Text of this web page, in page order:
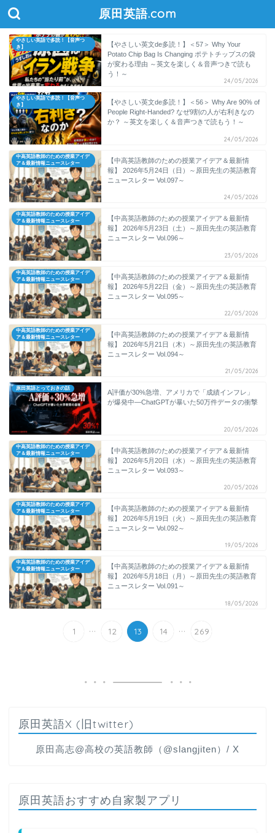
原田英語.com
やさしい英語で多読！【音声つ
き】
【やさしい英文de多読！】＜57＞ Why Your
Potato Chip Bag Is Changing ポテトチップスの袋
が変わる理由 ～英文を楽しく＆音声つきで読も
う！～
24/05/2026
やさしい英語で多読！【音声つ
き】
【やさしい英文de多読！】＜56＞ Why Are 90% of
People Right-Handed? なぜ9割の人が右利きなの
か？ ～英文を楽しく＆音声つきで読もう！～
24/05/2026
中高英語教師のための授業アイデ
ア＆最新情報ニュースレター
【中高英語教師のための授業アイデア＆最新情
報】 2026年5月24日（日）～原田先生の英語教育
ニュースレター Vol.097～
24/05/2026
中高英語教師のための授業アイデ
ア＆最新情報ニュースレター
【中高英語教師のための授業アイデア＆最新情
報】 2026年5月23日（土）～原田先生の英語教育
ニュースレター Vol.096～
23/05/2026
中高英語教師のための授業アイデ
ア＆最新情報ニュースレター
【中高英語教師のための授業アイデア＆最新情
報】 2026年5月22日（金）～原田先生の英語教育
ニュースレター Vol.095～
22/05/2026
中高英語教師のための授業アイデ
ア＆最新情報ニュースレター
【中高英語教師のための授業アイデア＆最新情
報】 2026年5月21日（木）～原田先生の英語教育
ニュースレター Vol.094～
21/05/2026
原田英語とっておきの話
A評価が30%急増、アメリカで「成績インフレ」
が爆発中―ChatGPTが暴いた50万件データの衝撃
20/05/2026
中高英語教師のための授業アイデ
ア＆最新情報ニュースレター
【中高英語教師のための授業アイデア＆最新情
報】 2026年5月20日（水）～原田先生の英語教育
ニュースレター Vol.093～
20/05/2026
中高英語教師のための授業アイデ
ア＆最新情報ニュースレター
【中高英語教師のための授業アイデア＆最新情
報】 2026年5月19日（火）～原田先生の英語教育
ニュースレター Vol.092～
19/05/2026
中高英語教師のための授業アイデ
ア＆最新情報ニュースレター
【中高英語教師のための授業アイデア＆最新情
報】 2026年5月18日（月）～原田先生の英語教育
ニュースレター Vol.091～
18/05/2026
1 ... 12 13 14 ... 269
原田英語X (旧twitter)
原田高志@高校の英語教師（@slangjiten）/ X
原田英語おすすめ自家製アプリ